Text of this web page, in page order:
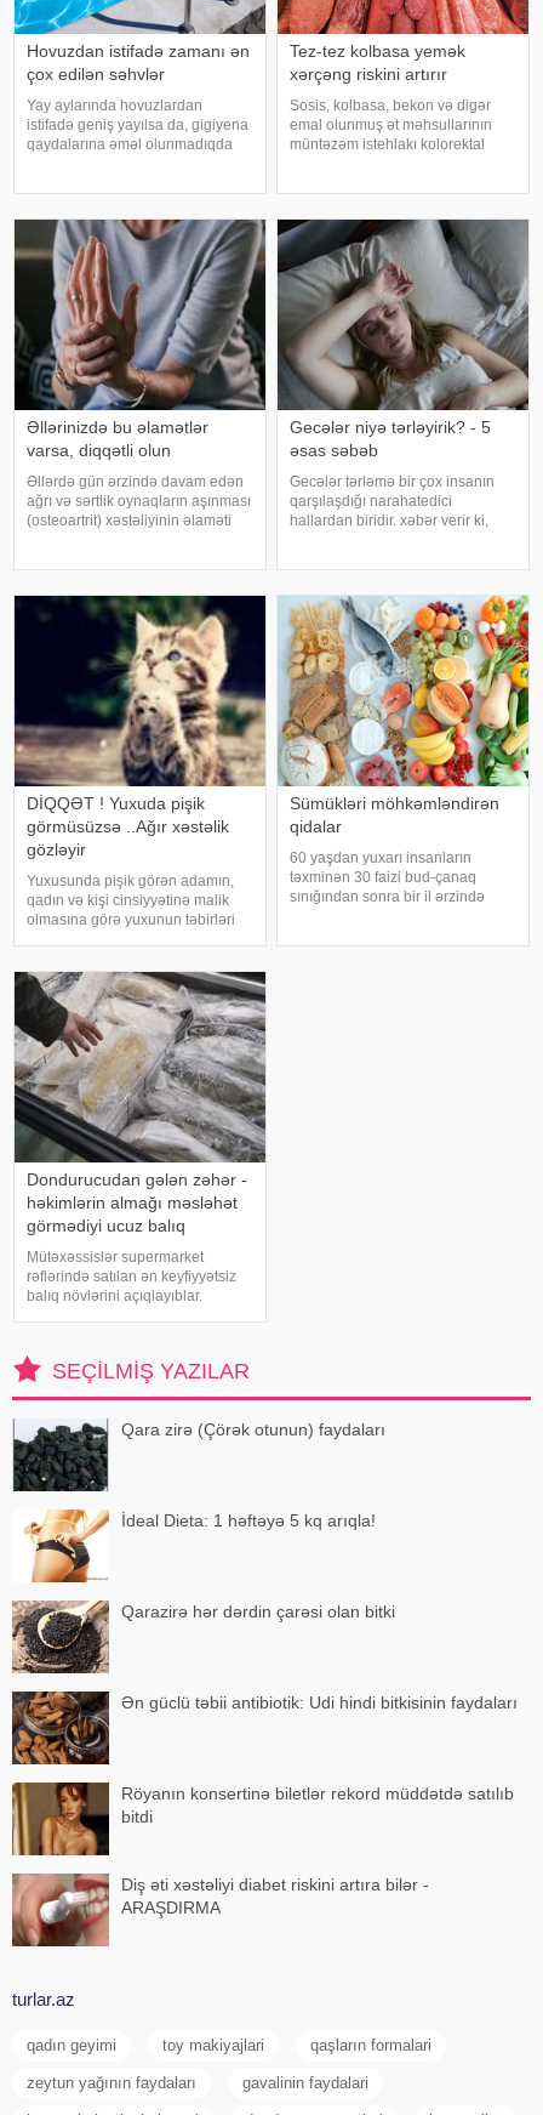
Hovuzdan istifadə zamanı ən
çox edilən səhvlər
Yay aylarında hovuzlardan
istifadə geniş yayılsa da, gigiyena
qaydalarına əməl olunmadıqda
sonra duş qəbul etmək, hovuz
kənarınd
Tez-tez kolbasa yemək
xərçəng riskini artırır
Sosis, kolbasa, bekon və digər
emal olunmuş ət məhsullarının
müntəzəm istehlakı kolorektal
Nazirliyinin Milli Kliniki
Endokrinologiy
Əllərinizdə bu əlamətlər
varsa, diqqətli olun
Əllərdə gün ərzində davam edən
ağrı və sərtlik oynaqların aşınması
(osteoartrit) xəstəliyinin əlaməti
yaranır. xəbər verir ki
Gecələr niyə tərləyirik? - 5
əsas səbəb
Gecələr tərləmə bir çox insanın
qarşılaşdığı narahatedici
hallardan biridir. xəbər verir ki,
sağlamlıq problemlərinin əlamət
DİQQƏT ! Yuxuda pişik
görmüsüzsə ..Ağır xəstəlik
gözləyir
Yuxusunda pişik görən adamın,
qadın və kişi cinsiyyətinə malik
olmasına görə yuxunun təbirləri
həyatında diqqətsiz bir şəxsiyyətə
sahib olduğu, ətrafındak
Sümükləri möhkəmləndirən
qidalar
60 yaşdan yuxarı insanların
təxminən 30 faizi bud-çanaq
sınığından sonra bir il ərzində
Dondurucudan gələn zəhər -
həkimlərin almağı məsləhət
görmədiyi ucuz balıq
Mütəxəssislər supermarket
rəflərində satılan ən keyfiyyətsiz
balıq növlərini açıqlayıblar.
görünür. xarici mediaya istinadən
xəbər verir ki, supermarketlərdək
SEÇILMIŞ YAZILAR
Qara zirə (Çörək otunun) faydaları
İdeal Dieta: 1 həftəyə 5 kq arıqla!
Qarazirə hər dərdin çarəsi olan bitki
Ən güclü təbii antibiotik: Udi hindi bitkisinin faydaları
Röyanın konsertinə biletlər rekord müddətdə satılıb
bitdi
Diş əti xəstəliyi diabet riskini artıra bilər -
ARAŞDIRMA
turlar.az
qadın geyimi toy makiyajlari qaşların formalari
zeytun yağının faydaları gavalinin faydalari